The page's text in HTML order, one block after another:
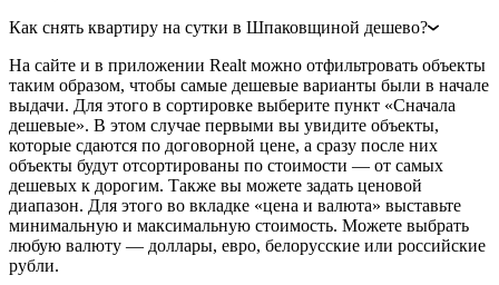
Как снять квартиру на сутки в Шпаковщиной дешево?
На сайте и в приложении Realt можно отфильтровать объекты
таким образом, чтобы самые дешевые варианты были в начале
выдачи. Для этого в сортировке выберите пункт «Сначала
дешевые». В этом случае первыми вы увидите объекты,
которые сдаются по договорной цене, а сразу после них
объекты будут отсортированы по стоимости — от самых
дешевых к дорогим. Также вы можете задать ценовой
диапазон. Для этого во вкладке «цена и валюта» выставьте
минимальную и максимальную стоимость. Можете выбрать
любую валюту — доллары, евро, белорусские или российские
рубли.